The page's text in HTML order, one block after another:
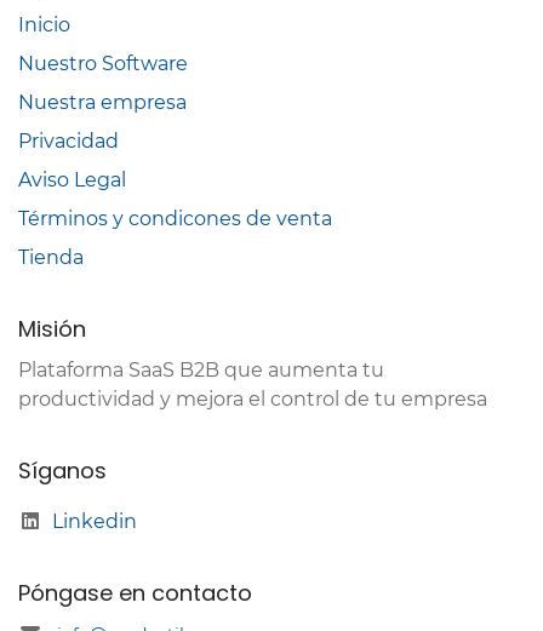
Inicio
Nuestro Software
Nuestra empresa
Privacidad
Aviso Legal
Términos y condicones de venta
Tienda
Misión
Plataforma SaaS B2B que aumenta tu
productividad y mejora el control de tu empresa
Síganos
Linkedin
Póngase en contacto